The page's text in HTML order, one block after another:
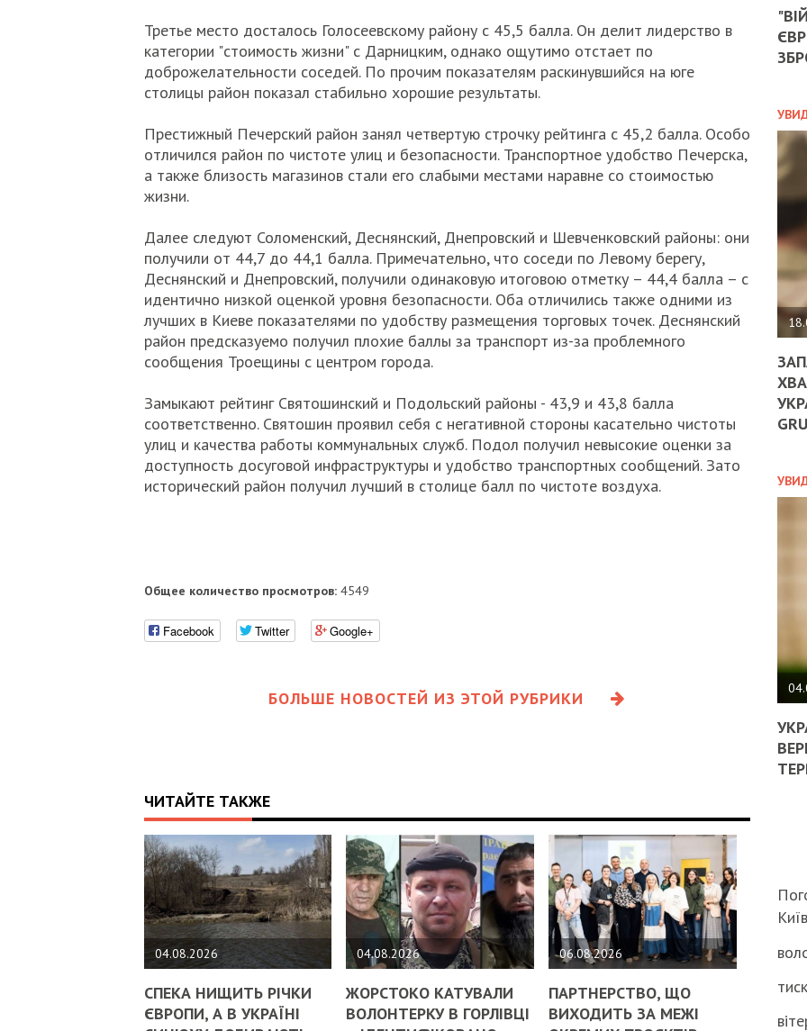
Третье место досталось Голосеевскому району с 45,5 балла. Он делит лидерство в
категории "стоимость жизни" с Дарницким, однако ощутимо отстает по
доброжелательности соседей. По прочим показателям раскинувшийся на юге
столицы район показал стабильно хорошие результаты.
Престижный Печерский район занял четвертую строчку рейтинга с 45,2 балла. Особо
отличился район по чистоте улиц и безопасности. Транспортное удобство Печерска,
а также близость магазинов стали его слабыми местами наравне со стоимостью
жизни.
Далее следуют Соломенский, Деснянский, Днепровский и Шевченковский районы: они
получили от 44,7 до 44,1 балла. Примечательно, что соседи по Левому берегу,
Деснянский и Днепровский, получили одинаковую итоговою отметку – 44,4 балла – с
идентично низкой оценкой уровня безопасности. Оба отличились также одними из
лучших в Киеве показателями по удобству размещения торговых точек. Деснянский
район предсказуемо получил плохие баллы за транспорт из-за проблемного
сообщения Троещины с центром города.
Замыкают рейтинг Святошинский и Подольский районы - 43,9 и 43,8 балла
соответственно. Святошин проявил себя с негативной стороны касательно чистоты
улиц и качества работы коммунальных служб. Подол получил невысокие оценки за
доступность досуговой инфраструктуры и удобство транспортных сообщений. Зато
исторический район получил лучший в столице балл по чистоте воздуха.
Общее количество просмотров:4549
Facebook Twitter Google+
БОЛЬШЕ НОВОСТЕЙ ИЗ ЭТОЙ РУБРИКИ
ЧИТАЙТЕ ТАКЖЕ
04.08.2026
СПЕКА НИЩИТЬ РІЧКИ
ЄВРОПИ, А В УКРАЇНІ
04.08.2026
ЖОРСТОКО КАТУВАЛИ
ВОЛОНТЕРКУ В ГОРЛІВЦІ
06.08.2026
ПАРТНЕРСТВО, ЩО
ВИХОДИТЬ ЗА МЕЖІ
ДО
ЄС
-
НА
Київ